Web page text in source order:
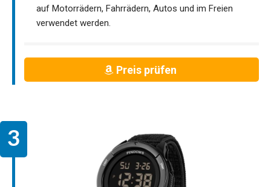
auf Motorrädern, Fahrrädern, Autos und im Freien
verwendet werden.
Preis prüfen